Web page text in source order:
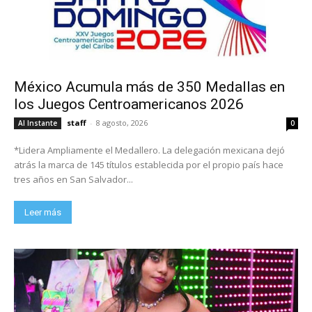
México Acumula más de 350 Medallas en
los Juegos Centroamericanos 2026
Al Instante staff - 8 agosto, 2026 0
*Lidera Ampliamente el Medallero. La delegación mexicana dejó
atrás la marca de 145 títulos establecida por el propio país hace
tres años en San Salvador...
Leer más